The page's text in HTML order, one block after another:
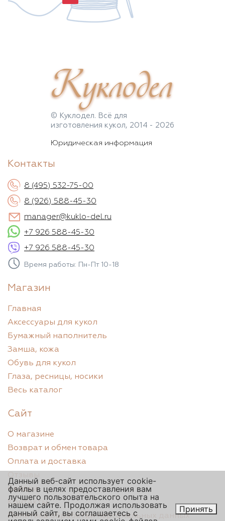
Куклодел
© Куклодел. Всё для
изготовления кукол, 2014 - 2026
Юридическая информация
Контакты
8 (495) 532-75-00
8 (926) 588-45-30
manager@kuklo-del.ru
+7 926 588-45-30
+7 926 588-45-30
Время работы: Пн-Пт 10-18
Магазин
Главная
Аксессуары для кукол
Бумажный наполнитель
Замша, кожа
Обувь для кукол
Глаза, ресницы, носики
Весь каталог
Сайт
О магазине
Возврат и обмен товара
Оплата и доставка
Скидки
Контакты
Политика обработки персональных данных
Данный веб-сайт использует cookie-
файлы в целях предоставления вам
лучшего пользовательского опыта на
нашем сайте. Продолжая использовать
данный сайт, вы соглашаетесь с
Принять